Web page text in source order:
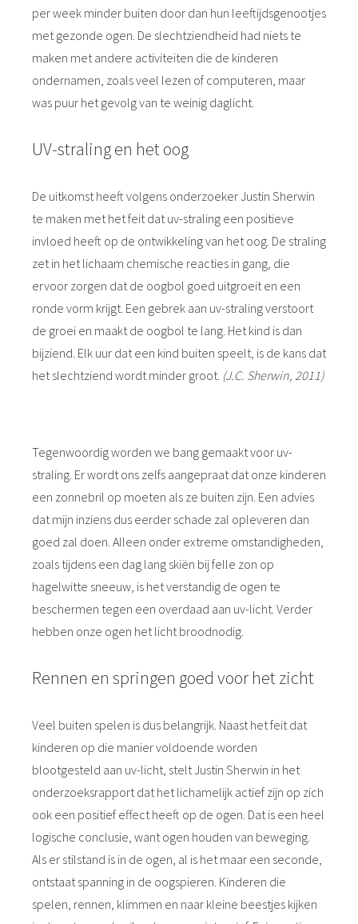
per week minder buiten door dan hun leeftijdsgenootjes
met gezonde ogen. De slechtziendheid had niets te
maken met andere activiteiten die de kinderen
ondernamen, zoals veel lezen of computeren, maar
was puur het gevolg van te weinig daglicht.
UV-straling en het oog
De uitkomst heeft volgens onderzoeker Justin Sherwin
te maken met het feit dat uv-straling een positieve
invloed heeft op de ontwikkeling van het oog. De straling
zet in het lichaam chemische reacties in gang, die
ervoor zorgen dat de oogbol goed uitgroeit en een
ronde vorm krijgt. Een gebrek aan uv-straling verstoort
de groei en maakt de oogbol te lang. Het kind is dan
bijziend. Elk uur dat een kind buiten speelt, is de kans dat
het slechtziend wordt minder groot. (J.C. Sherwin, 2011)
Tegenwoordig worden we bang gemaakt voor uv-
straling. Er wordt ons zelfs aangepraat dat onze kinderen
een zonnebril op moeten als ze buiten zijn. Een advies
dat mijn inziens dus eerder schade zal opleveren dan
goed zal doen. Alleen onder extreme omstandigheden,
zoals tijdens een dag lang skiën bij felle zon op
hagelwitte sneeuw, is het verstandig de ogen te
beschermen tegen een overdaad aan uv-licht. Verder
hebben onze ogen het licht broodnodig.
Rennen en springen goed voor het zicht
Veel buiten spelen is dus belangrijk. Naast het feit dat
kinderen op die manier voldoende worden
blootgesteld aan uv-licht, stelt Justin Sherwin in het
onderzoeksrapport dat het lichamelijk actief zijn op zich
ook een positief effect heeft op de ogen. Dat is een heel
logische conclusie, want ogen houden van beweging.
Als er stilstand is in de ogen, al is het maar een seconde,
ontstaat spanning in de oogspieren. Kinderen die
spelen, rennen, klimmen en naar kleine beestjes kijken